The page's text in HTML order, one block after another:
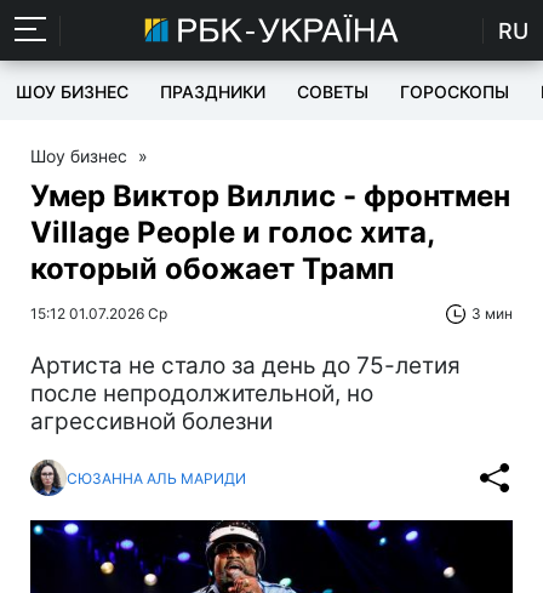
RU
ШОУ БИЗНЕС ПРАЗДНИКИ СОВЕТЫ ГОРОСКОПЫ
Шоу бизнес »
Умер Виктор Виллис - фронтмен
Village People и голос хита,
который обожает Трамп
15:12 01.07.2026 Ср 3 мин
Артиста не стало за день до 75-летия
после непродолжительной, но
агрессивной болезни
СЮЗАННА АЛЬ МАРИДИ